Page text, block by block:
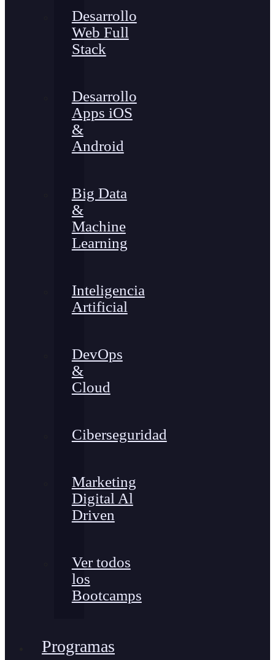
Desarrollo
Web Full
Stack
Desarrollo
Apps iOS
&
Android
Big Data
&
Machine
Learning
Inteligencia
Artificial
DevOps
&
Cloud
Ciberseguridad
Marketing
Digital Al
Driven
Ver todos
los
Bootcamps
Programas